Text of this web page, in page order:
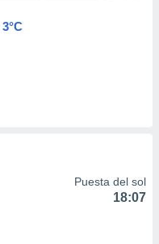
3°C
Puesta del sol
18:07